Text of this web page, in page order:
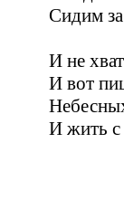
Сидим
И не
И вот
И жить